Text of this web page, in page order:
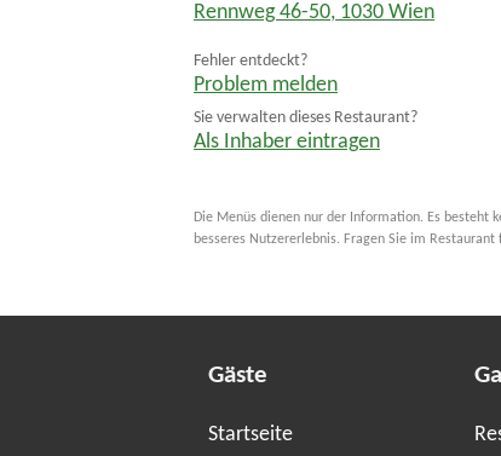
Rennweg 46-50, 1030 Wien
Fehler entdeckt?
Problem melden
Sie verwalten dieses Restaurant?
Als Inhaber eintragen
Die Menüs dienen nur der Information. Es besteht
besseres Nutzererlebnis. Fragen Sie im
Gäste
Startseite